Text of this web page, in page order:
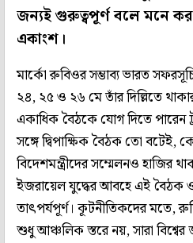
জন্যই গুরুত্বপূর্ণ বলে মনে
একাংশ।
মার্কো রুবিওর সম্ভাব্য ভারত
২৪, ২৫ ও ২৬ মে তাঁর দিল্লিতে
একাধিক বৈঠকে যোগ দিতে পারেন
সঙ্গে দ্বিপাক্ষিক বৈঠক তো বটেই,
বিদেশমন্ত্রীদের সম্মেলনও হাজির
ইজরায়েল যুদ্ধের আবহে এই বৈঠক
তাৎপর্যপূর্ণ। কূটনীতিকদের মতে,
শুধু আঞ্চলিক স্তরে নয়, সারা